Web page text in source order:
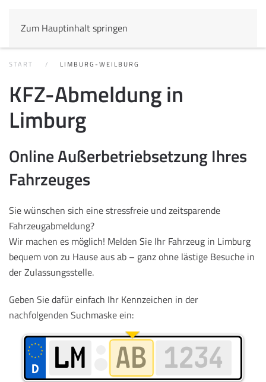
Zum Hauptinhalt springen
START LIMBURG-WEILBURG
KFZ-Abmeldung in
Limburg
Online Außerbetriebsetzung Ihres
Fahrzeuges
Sie wünschen sich eine stressfreie und zeitsparende
Fahrzeugabmeldung?
Wir machen es möglich! Melden Sie Ihr Fahrzeug in Limburg
bequem von zu Hause aus ab – ganz ohne lästige Besuche in
der Zulassungsstelle.
Geben Sie dafür einfach Ihr Kennzeichen in der
nachfolgenden Suchmaske ein: